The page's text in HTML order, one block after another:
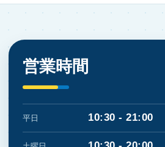
営業時間
平日 10:30 - 21:00